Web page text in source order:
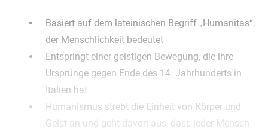
Basiert auf dem lateinischen Begriff „Humanitas“,
der Menschlichkeit bedeutet
Entspringt einer geistigen Bewegung, die ihre
Ursprünge gegen Ende des 14. Jahrhunderts in
Italien hat
Humanismus strebt die Einheit von Körper und
Geist an und geht davon aus, dass jeder Mensch